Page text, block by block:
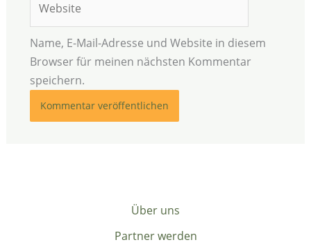
Name, E-Mail-Adresse und Website in diesem
Browser für meinen nächsten Kommentar
speichern.
Über uns
Partner werden